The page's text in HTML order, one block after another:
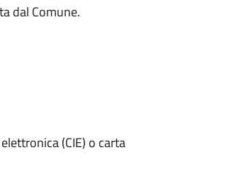
dal Comune.
(CIE) o carta